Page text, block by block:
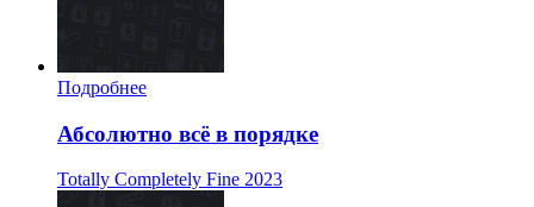
Подробнее
Абсолютно всё в порядке
Totally Completely Fine 2023